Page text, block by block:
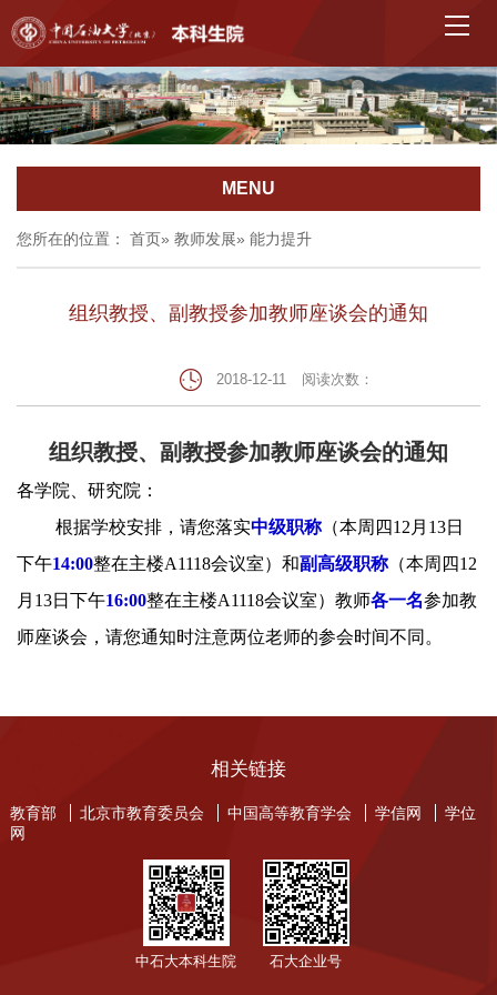
MENU
您所在的位置： 首页» 教师发展» 能力提升
组织教授、副教授参加教师座谈会的通知
2018-12-11 阅读次数：
组织教授、副教授参加教师座谈会的通知
各学院、研究院：
根据学校安排，请您落实中级职称（本周四12 月 13日
下午14:00整在主楼A1118会议室）和副高级职称（本周四12
月 13日下午16:00整在主楼A1118会议室）教师各一名参加教
师座谈会，请您通知时注意两位老师的参会时间不同。
相关链接
教育部 北京市教育委员会 中国高等教育学会 学信网
学位
网
中石大本科生院 石大企业号